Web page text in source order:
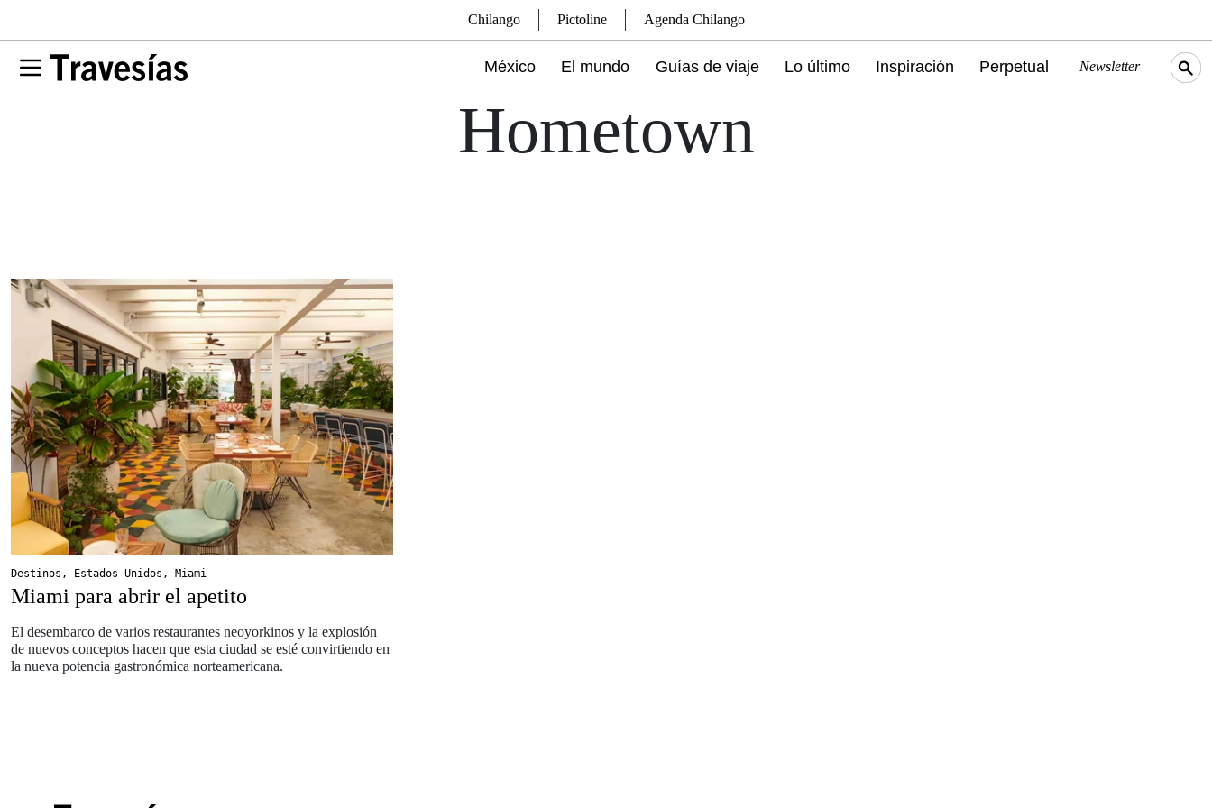
Chilango Pictoline Agenda Chilango
México El mundo Guías de viaje Lo último Inspiración Perpetual Newsletter
Hometown
Destinos , Estados Unidos , Miami
Miami para abrir el apetito
El desembarco de varios restaurantes neoyorkinos y la explosión
de nuevos conceptos hacen que esta ciudad se esté convirtiendo en
la nueva potencia gastronómica norteamericana.